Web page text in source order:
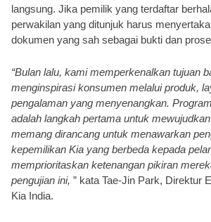
langsung. Jika pemilik yang terdaftar
perwakilan yang ditunjuk harus
dokumen yang sah sebagai bukti dan
“Bulan lalu, kami memperkenalkan tujuan
menginspirasi konsumen melalui produk,
pengalaman yang menyenangkan.
adalah langkah pertama untuk
memang dirancang untuk menawarkan
kepemilikan Kia yang berbeda kepada
memprioritaskan ketenangan pikiran
pengujian ini, ” kata Tae-Jin Park, Direktur
Kia India.